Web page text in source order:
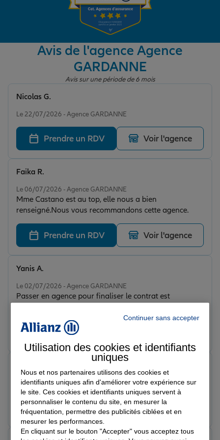
Garantie des accidents de la vie
Assurance scolaire
Retraite
Tous nos devis d'assurance
Avis de l'agence Agence
GARDANNE
Avis sur une période de 6 mois
Le 22/07/2026 - Agence GARDANNE
Nicolas G.
Prendre un RDV Voir l'agence
Le 06/07/2026 - Agence GARDANNE
Mme Castano est au top, elle nous a bien
renseigné.Nous vous recommandons cette agence.
Faika R.
Prendre un RDV Voir l'agence
Le 02/07/2026 - Agence GARDANNE
Passer en agence pour finaliser le contrat est
d’échanger reste un vrai plus, on s’est beaucoup
habitué à échanger sans contact (humain) qu’on oublie
Gardanne.
Yanis A.
Prendre un RDV
Note de 5 sur 5
Le 10/06/2026 - Agence GARDANNE
Prendre un RDV Voir l'agence
Continuer sans accepter
Utilisation des cookies et identifiants
uniques
Nous et nos partenaires utilisons des cookies et
identifiants uniques afin d'améliorer votre expérience sur
le site. Ces cookies et identifiants uniques servent à
personnaliser le contenu du site, en mesurer la
fréquentation, permettre des publicités ciblées et en
mesurer les performances.
En cliquant sur le bouton "Accepter" vous acceptez tous